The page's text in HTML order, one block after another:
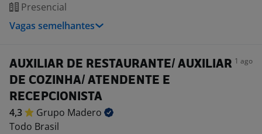
Presencial
Vagas semelhantes
AUXILIAR DE RESTAURANTE/ AUXILIAR
DE COZINHA/ ATENDENTE E
RECEPCIONISTA
1 ago
4,3 Grupo Madero
Todo Brasil